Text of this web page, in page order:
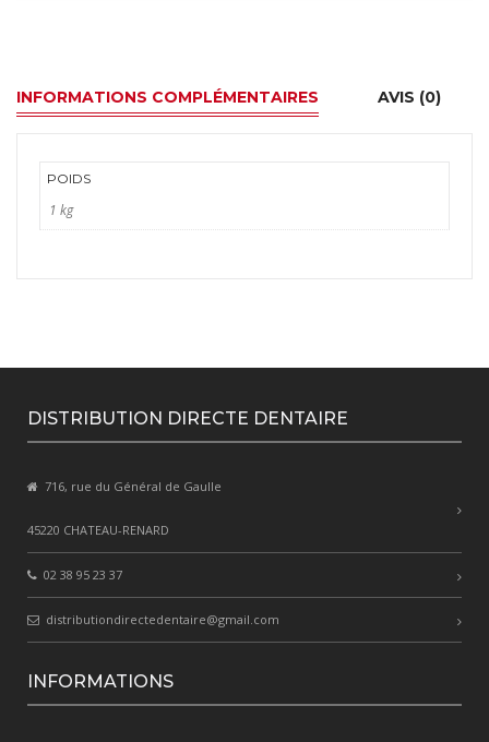
INFORMATIONS COMPLÉMENTAIRES AVIS (0)
POIDS
1 kg
DISTRIBUTION DIRECTE DENTAIRE
716, rue du Général de Gaulle
45220 CHATEAU-RENARD
02 38 95 23 37
distributiondirectedentaire@gmail.com
INFORMATIONS